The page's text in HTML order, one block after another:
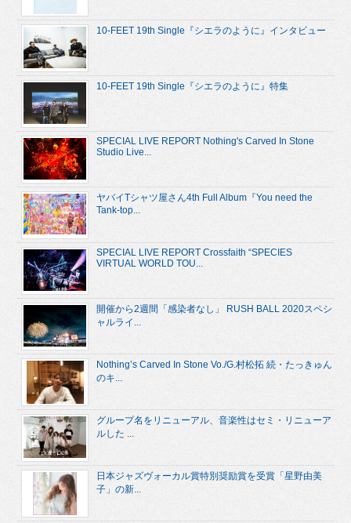
10-FEET 19th Single『シエラのように』インタビュー
10-FEET 19th Single『シエラのように』特集
SPECIAL LIVE REPORT Nothing's Carved In Stone
Studio Live...
ヤバイTシャツ屋さん4th Full Album『You need the
Tank-top...
SPECIAL LIVE REPORT Crossfaith “SPECIES
VIRTUAL WORLD TOU...
開催から2週間「感染者なし」 RUSH BALL 2020スペシ
ャルライ...
Nothing’s Carved In Stone Vo./G.村松拓 続・たっきゅん
のキ...
グループ名をリニューアル、音楽性はセミ・リニューア
ルした ...
日本ジャズヴォーカル賞特別奨励賞を受賞「星野由美
子」の新...